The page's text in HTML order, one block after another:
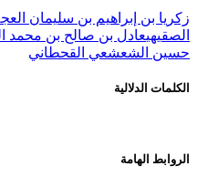
زكريا بن إبراهيم بن سليمان
الصقيهيعادل بن صالح بن محمد
حسين الشعشعي القحطاني
الكلمات الدلالية
الروابط الهامة